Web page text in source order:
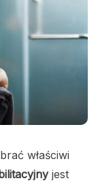
właściwi
jest